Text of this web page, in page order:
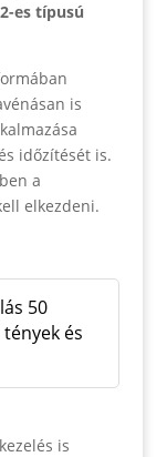
es típusú
is
időzítését is.
a
elkezdeni.
50
és
is